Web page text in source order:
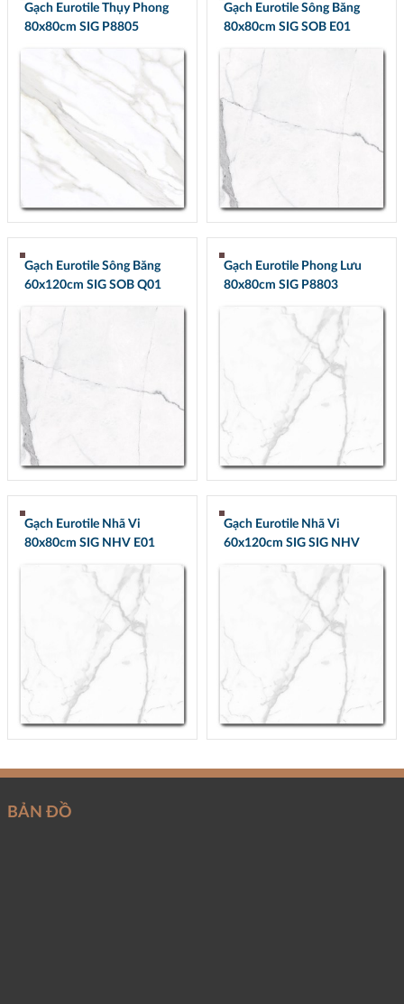
Gạch Eurotile Thụy Phong
80x80cm SIG P8805
Gạch Eurotile Sông Băng
80x80cm SIG SOB E01
Gạch Eurotile Sông Băng
60x120cm SIG SOB Q01
Gạch Eurotile Phong Lưu
80x80cm SIG P8803
Gạch Eurotile Nhã Vi
80x80cm SIG NHV E01
Gạch Eurotile Nhã Vi
60x120cm SIG SIG NHV
BẢN ĐỒ